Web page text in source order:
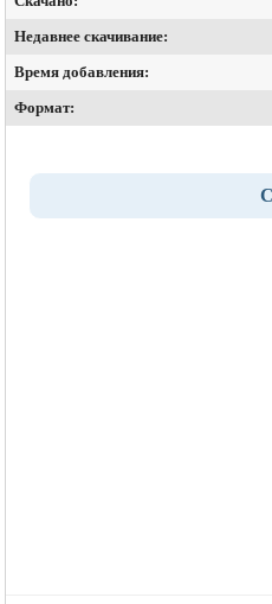
Недавнее скачивание:
Время добавления:
Формат: